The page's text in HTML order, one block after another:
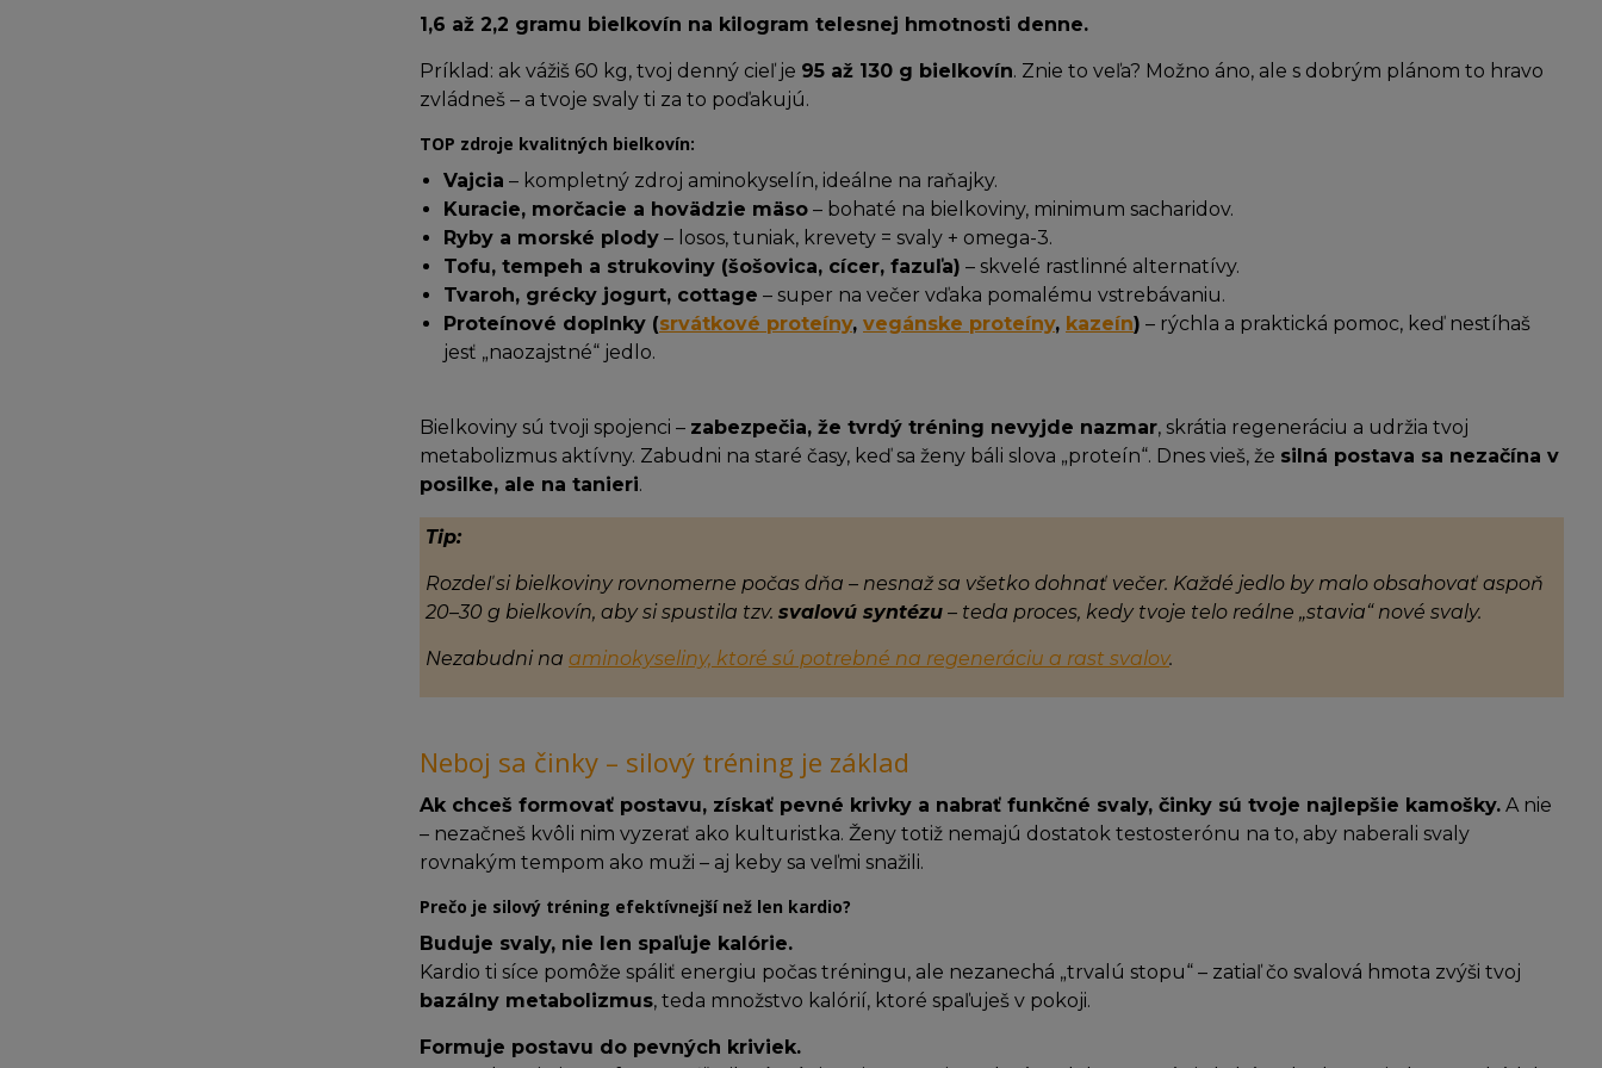
1,6 až 2,2 gramu bielkovín na kilogram telesnej hmotnosti denne.
Príklad: ak vážiš 60 kg, tvoj denný cieľ je 95 až 130 g bielkovín. Znie to veľa? Možno áno, ale s dobrým plánom to hravo
zvládneš – a tvoje svaly ti za to poďakujú.
TOP zdroje kvalitných bielkovín:
Vajcia – kompletný zdroj aminokyselín, ideálne na raňajky.
Kuracie, morčacie a hovädzie mäso – bohaté na bielkoviny, minimum sacharidov.
Ryby a morské plody – losos, tuniak, krevety = svaly + omega-3.
Tofu, tempeh a strukoviny (šošovica, cícer, fazuľa) – skvelé rastlinné alternatívy.
Tvaroh, grécky jogurt, cottage – super na večer vďaka pomalému vstrebávaniu.
Proteínové doplnky (srvátkové proteíny, vegánske proteíny, kazeín) – rýchla a praktická pomoc, keď nestíhaš
jesť „naozajstné“ jedlo.
Bielkoviny sú tvoji spojenci – zabezpečia, že tvrdý tréning nevyjde nazmar, skrátia regeneráciu a udržia tvoj
metabolizmus aktívny. Zabudni na staré časy, keď sa ženy báli slova „proteín“. Dnes vieš, že silná postava sa nezačína v
posilke, ale na tanieri.
Tip:
Rozdeľ si bielkoviny rovnomerne počas dňa – nesnaž sa všetko dohnať večer. Každé jedlo by malo obsahovať aspoň
20–30 g bielkovín, aby si spustila tzv. svalovú syntézu – teda proces, kedy tvoje telo reálne „stavia“ nové svaly.
Nezabudni na aminokyseliny, ktoré sú potrebné na regeneráciu a rast svalov.
Neboj sa činky – silový tréning je základ
Ak chceš formovať postavu, získať pevné krivky a nabrať funkčné svaly, činky sú tvoje najlepšie kamošky. A nie
– nezačneš kvôli nim vyzerať ako kulturistka. Ženy totiž nemajú dostatok testosterónu na to, aby naberali svaly
rovnakým tempom ako muži – aj keby sa veľmi snažili.
Prečo je silový tréning efektívnejší než len kardio?
Buduje svaly, nie len spaľuje kalórie.
Kardio ti síce pomôže spáliť energiu počas tréningu, ale nezanechá „trvalú stopu“ – zatiaľ čo svalová hmota zvýši tvoj
bazálny metabolizmus, teda množstvo kalórií, ktoré spaľuješ v pokoji.
Formuje postavu do pevných kriviek.